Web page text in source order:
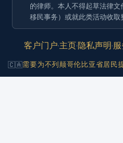
的律师。本人不得起草法律
移民事务）或就此类活动收取
客户门户·主页·隐私声明·
🇨🇦需要为不列颠哥伦比亚省居民